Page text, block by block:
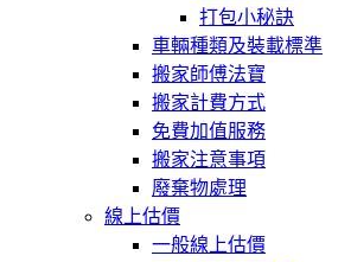
打包小秘訣
車輛種類及裝載標準
搬家師傅法寶
搬家計費方式
免費加值服務
搬家注意事項
廢棄物處理
線上估價
一般線上估價